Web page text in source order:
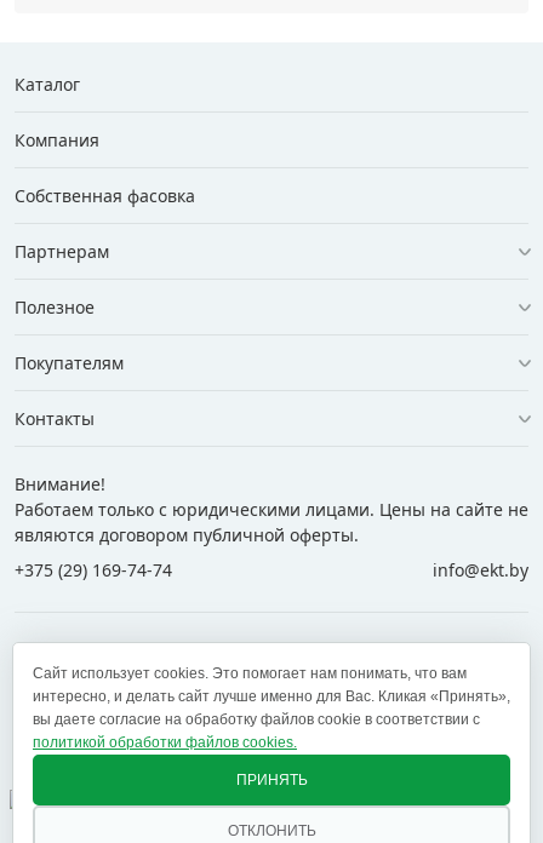
Каталог
Компания
Собственная фасовка
Партнерам
Полезное
Покупателям
Контакты
Внимание!
Работаем только с юридическими лицами. Цены на сайте не
являются договором публичной оферты.
+375 (29) 169-74-74
info@ekt.by
+375 (17) 269-74-74
zakaz@ekt.by
Оставить отзыв
Сайт использует cookies. Это помогает нам понимать, что вам
интересно, и делать сайт лучше именно для Вас. Кликая «Принять»,
вы даете согласие на обработку файлов cookie в соответствии с
политикой обработки файлов cookies.
ОТКЛОНИТЬ
ПРИНЯТЬ